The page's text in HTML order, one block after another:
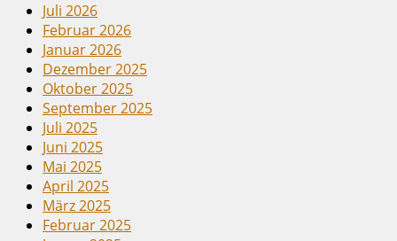
Juli 2026
Februar 2026
Januar 2026
Dezember 2025
Oktober 2025
September 2025
Juli 2025
Juni 2025
Mai 2025
April 2025
März 2025
Februar 2025